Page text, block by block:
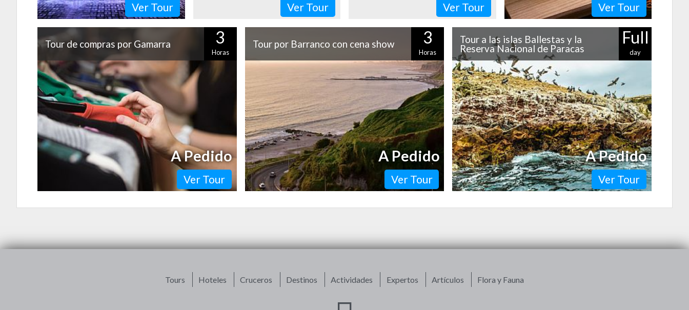
Ver Tour Ver Tour Ver Tour Ver Tour
Tour de compras por Gamarra 3
Horas
Si quieres adquirir ropa a precios muy convenientes y de
excelente calidad, la zona de Gamarra es el lugar indicado
para hacerlo. Este…
Ver Tour
A Pedido
Tour por Barranco con cena show 3
Horas
Si quieres conocer la vida nocturna de Lima, no puedes
dejar de hacer un tour por Barranco, conocido por ser el
más bohemio de la capital…
Ver Tour
A Pedido
Tour a las islas Ballestas y la
Reserva Nacional de Paracas
Full
day
Muy cerca de Lima se encuentran grandes atractivos de la
costa peruana: las islas Ballestas, la Reserva Nacional de
Paracas y hermosas…
Ver Tour
A Pedido
Tours Hoteles Cruceros Destinos Actividades Expertos Artículos Flora y Fauna